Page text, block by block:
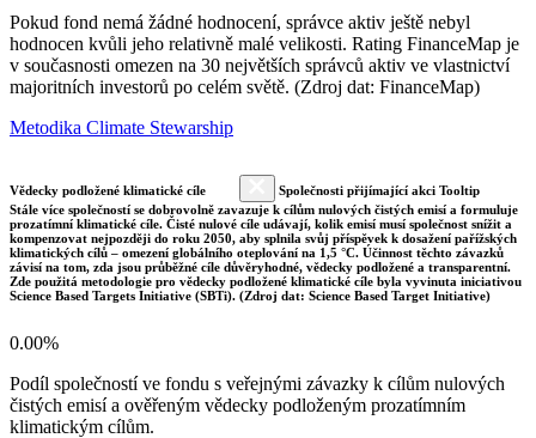
Pokud fond nemá žádné hodnocení, správce aktiv ještě nebyl
hodnocen kvůli jeho relativně malé velikosti. Rating FinanceMap je
v současnosti omezen na 30 největších správců aktiv ve vlastnictví
majoritních investorů po celém světě. (Zdroj dat: FinanceMap)
Metodika Climate Stewarship
Vědecky podložené klimatické cíle
Společnosti přijímající akci Tooltip
Stále více společností se dobrovolně zavazuje k cílům nulových čistých emisí a formuluje
prozatímní klimatické cíle. Čisté nulové cíle udávají, kolik emisí musí společnost snížit a
kompenzovat nejpozději do roku 2050, aby splnila svůj příspěvek k dosažení pařížských
klimatických cílů – omezení globálního oteplování na 1,5 °C. Účinnost těchto závazků
závisí na tom, zda jsou průběžné cíle důvěryhodné, vědecky podložené a transparentní.
Zde použitá metodologie pro vědecky podložené klimatické cíle byla vyvinuta iniciativou
Science Based Targets Initiative (SBTi). (Zdroj dat: Science Based Target Initiative)
0.00%
Podíl společností ve fondu s veřejnými závazky k cílům nulových
čistých emisí a ověřeným vědecky podloženým prozatímním
klimatickým cílům.